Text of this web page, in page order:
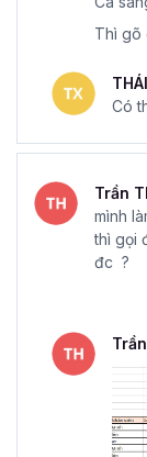
Thì gõ
Có
Trần
mình
thì gọi
đc ?